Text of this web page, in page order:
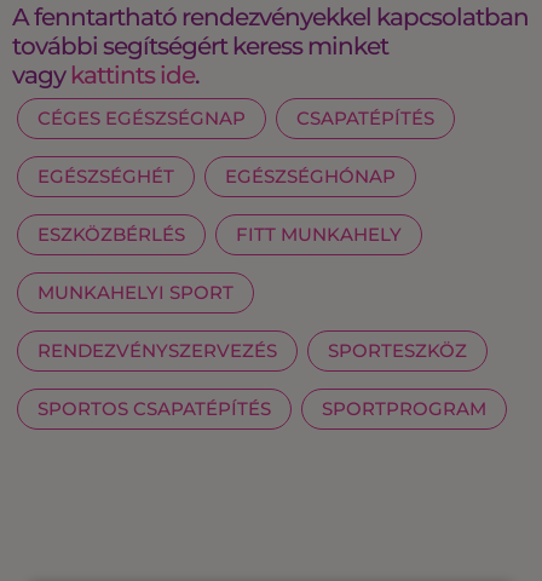
A fenntartható rendezvényekkel kapcsolatban
további segítségért keress minket
vagy kattints ide.
CÉGES EGÉSZSÉGNAP CSAPATÉPÍTÉS
EGÉSZSÉGHÉT EGÉSZSÉGHÓNAP
ESZKÖZBÉRLÉS FITT MUNKAHELY
MUNKAHELYI SPORT
RENDEZVÉNYSZERVEZÉS SPORTESZKÖZ
SPORTOS CSAPATÉPÍTÉS SPORTPROGRAM